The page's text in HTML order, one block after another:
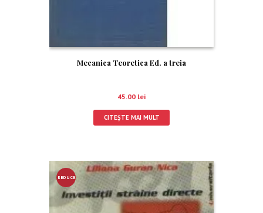
Mecanica Teoretica Ed. a treia
45.00 lei
CITEȘTE MAI MULT
REDUCE
RE!